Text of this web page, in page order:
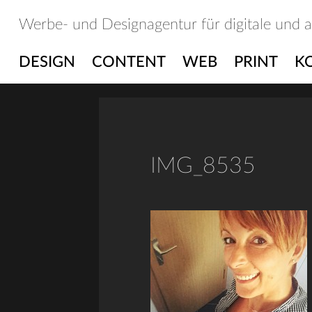
Werbe- und Designagentur für digitale und
DESIGN CONTENT WEB PRINT
IMG_8535